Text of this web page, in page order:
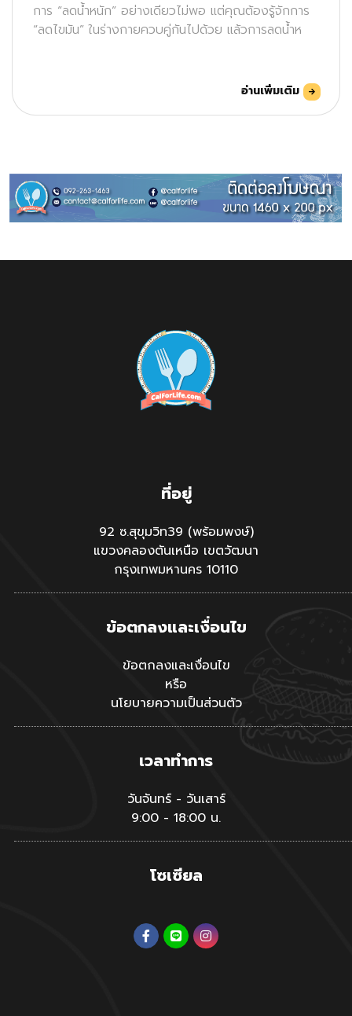
การ “ลดน้ำหนัก” อย่างเดียวไม่พอ แต่คุณต้องรู้จักการ
“ลดไขมัน” ในร่างกายควบคู่กันไปด้วย แล้วการลดน้ำห
อ่านเพิ่มเติม
ที่อยู่
92 ซ.สุขุมวิท39 (พร้อมพงษ์)
แขวงคลองตันเหนือ เขตวัฒนา
กรุงเทพมหานคร 10110
ข้อตกลงและเงื่อนไข
ข้อตกลงและเงื่อนไข
หรือ
นโยบายความเป็นส่วนตัว
เวลาทำการ
วันจันทร์ - วันเสาร์
9:00 - 18:00 น.
โซเซียล